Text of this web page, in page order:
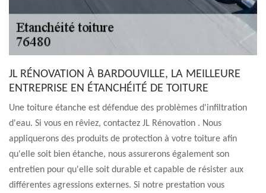
JL RÉNOVATION À BARDOUVILLE, LA MEILLEURE
ENTREPRISE EN ÉTANCHÉITÉ DE TOITURE
Une toiture étanche est défendue des problèmes d'infiltration
d'eau. Si vous en rêviez, contactez JL Rénovation . Nous
appliquerons des produits de protection à votre toiture afin
qu'elle soit bien étanche, nous assurerons également son
entretien pour qu'elle soit durable et capable de résister aux
différentes agressions externes. Si notre prestation vous